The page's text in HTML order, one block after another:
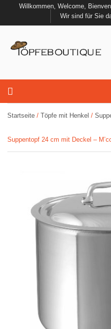
Willkommen, Welcome,
Wir sind für Sie
Startseite / Töpfe mit Henkel /
Suppentopf 24 cm mit Deckel –